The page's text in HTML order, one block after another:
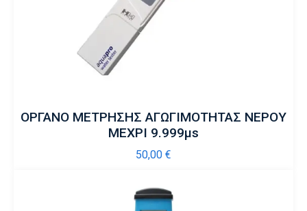
ΟΡΓΑΝΟ ΜΕΤΡΗΣΗΣ ΑΓΩΓΙΜΟΤΗΤΑΣ ΝΕΡΟΥ
ΜΕΧΡΙ 9.999μs
50,00 €